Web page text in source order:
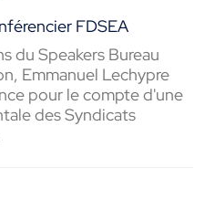
FDSEA
du Speakers Bureau
Emmanuel Lechypre
pour le compte d'une
des Syndicats